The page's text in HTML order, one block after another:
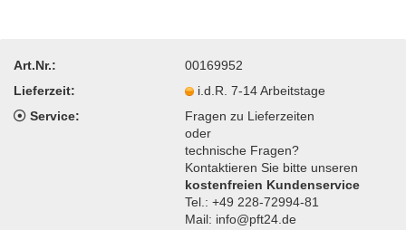
Art.Nr.:
00169952
Lieferzeit:
i.d.R. 7-14 Arbeitstage
Service:
Fragen zu Lieferzeiten
oder
technische Fragen?
Kontaktieren Sie bitte unseren
kostenfreien Kundenservice
Tel.: +49 228-72994-81
Mail: info@pft24.de